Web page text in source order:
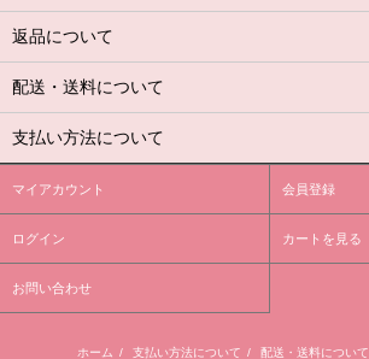
返品について
配送・送料について
支払い方法について
マイアカウント 会員登録
ログイン カートを見る
お問い合わせ
ホーム / 支払い方法について / 配送・送料について